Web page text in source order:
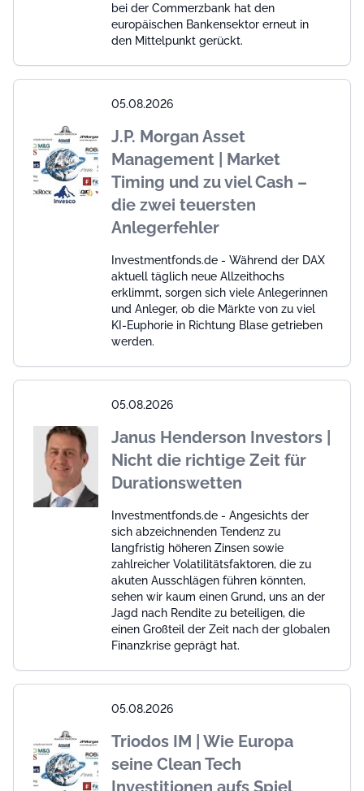
bei der Commerzbank hat den
europäischen Bankensektor erneut in
den Mittelpunkt gerückt.
05.08.2026
J.P. Morgan Asset
Management | Market
Timing und zu viel Cash –
die zwei teuersten
Anlegerfehler
Investmentfonds.de - Während der DAX
aktuell täglich neue Allzeithochs
erklimmt, sorgen sich viele Anlegerinnen
und Anleger, ob die Märkte von zu viel
KI-Euphorie in Richtung Blase getrieben
werden.
05.08.2026
Janus Henderson Investors |
Nicht die richtige Zeit für
Durationswetten
Investmentfonds.de - Angesichts der
sich abzeichnenden Tendenz zu
langfristig höheren Zinsen sowie
zahlreicher Volatilitätsfaktoren, die zu
akuten Ausschlägen führen könnten,
sehen wir kaum einen Grund, uns an der
Jagd nach Rendite zu beteiligen, die
einen Großteil der Zeit nach der globalen
Finanzkrise geprägt hat.
05.08.2026
Triodos IM | Wie Europa
seine Clean Tech
Investitionen aufs Spiel